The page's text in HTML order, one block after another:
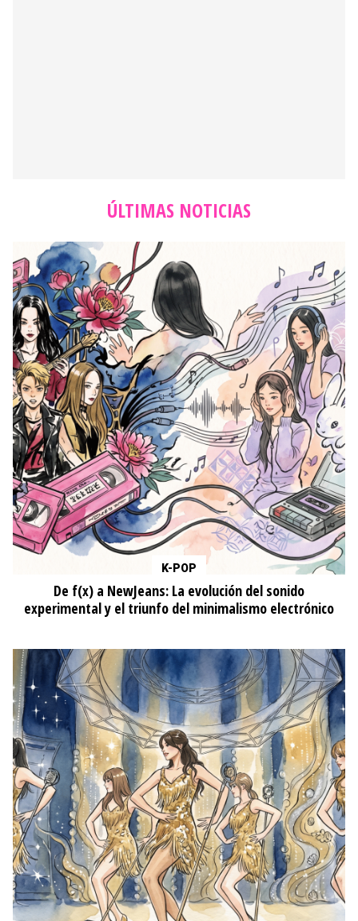
ÚLTIMAS NOTICIAS
K-POP
De f(x) a NewJeans: La evolución del sonido
experimental y el triunfo del minimalismo electrónico